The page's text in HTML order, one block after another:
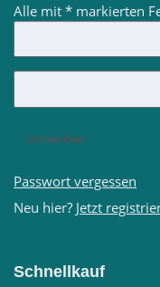
Alle mit * markierten
Anmelden
Passwort vergessen
Neu hier? Jetzt
Schnellkauf